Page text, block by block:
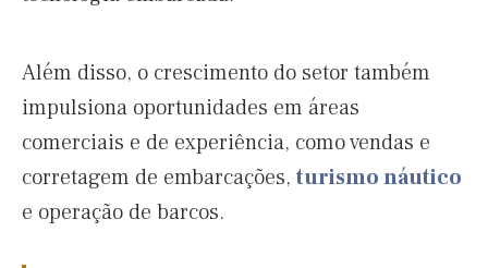
Além disso, o crescimento do setor também
impulsiona oportunidades em áreas
comerciais e de experiência, como vendas e
corretagem de embarcações,turismo náutico
e operação de barcos.